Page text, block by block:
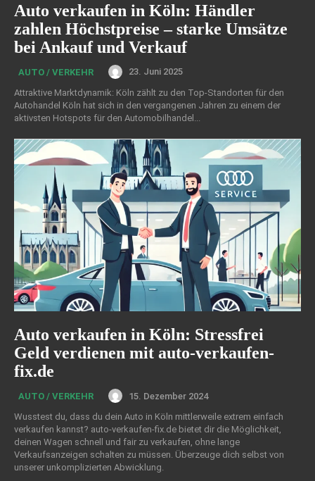
Auto verkaufen in Köln: Händler
zahlen Höchstpreise – starke Umsätze
bei Ankauf und Verkauf
AUTO / VERKEHR
23. Juni 2025
Attraktive Marktdynamik: Köln zählt zu den Top-Standorten für den
Autohandel Köln hat sich in den vergangenen Jahren zu einem der
aktivsten Hotspots für den Automobilhandel...
Auto verkaufen in Köln: Stressfrei
Geld verdienen mit auto-verkaufen-
fix.de
AUTO / VERKEHR
15. Dezember 2024
Wusstest du, dass du dein Auto in Köln mittlerweile extrem einfach
verkaufen kannst? auto-verkaufen-fix.de bietet dir die Möglichkeit,
deinen Wagen schnell und fair zu verkaufen, ohne lange
Verkaufsanzeigen schalten zu müssen. Überzeuge dich selbst von
unserer unkomplizierten Abwicklung.